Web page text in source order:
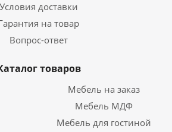
Условия доставки
на товар
Вопрос-ответ
товаров
Мебель на заказ
Мебель МДФ
Мебель для гостиной